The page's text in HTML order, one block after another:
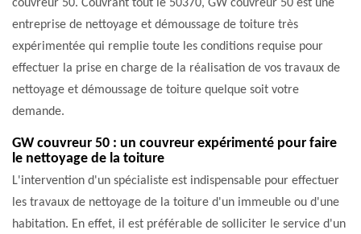
couvreur 50. Couvrant tout le 50370, GW couvreur 50 est une
entreprise de nettoyage et démoussage de toiture très
expérimentée qui remplie toute les conditions requise pour
effectuer la prise en charge de la réalisation de vos travaux de
nettoyage et démoussage de toiture quelque soit votre
demande.
GW couvreur 50 : un couvreur expérimenté pour faire
le nettoyage de la toiture
L'intervention d'un spécialiste est indispensable pour effectuer
les travaux de nettoyage de la toiture d'un immeuble ou d'une
habitation. En effet, il est préférable de solliciter le service d'un